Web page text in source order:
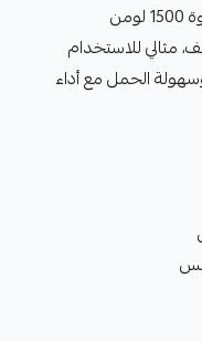
للاستخدام
الحمل مع أداء